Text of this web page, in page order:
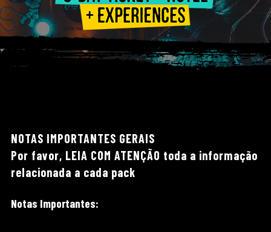
NOTAS IMPORTANTES GERAIS
Por favor, LEIA COM ATENÇÃO toda a informação
relacionada a cada pack
Notas Importantes: